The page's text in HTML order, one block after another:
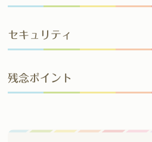
セキュリティ
残念ポイント